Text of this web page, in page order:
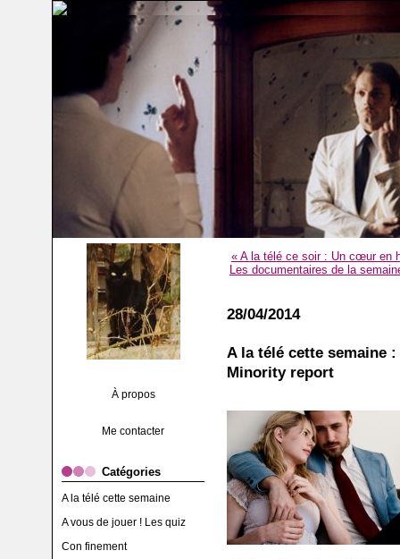
À propos
Me contacter
Catégories
A la télé cette semaine
A vous de jouer ! Les quiz
Con finement
« A la télé ce soir : Un cœur en
Les documentaires de la
28/04/2014
A la télé cette semaine
Minority report